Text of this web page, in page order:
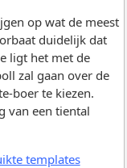
op wat de meest
duidelijk dat
ligt het met de
zal gaan over de
boer te kiezen.
van een tiental
templates